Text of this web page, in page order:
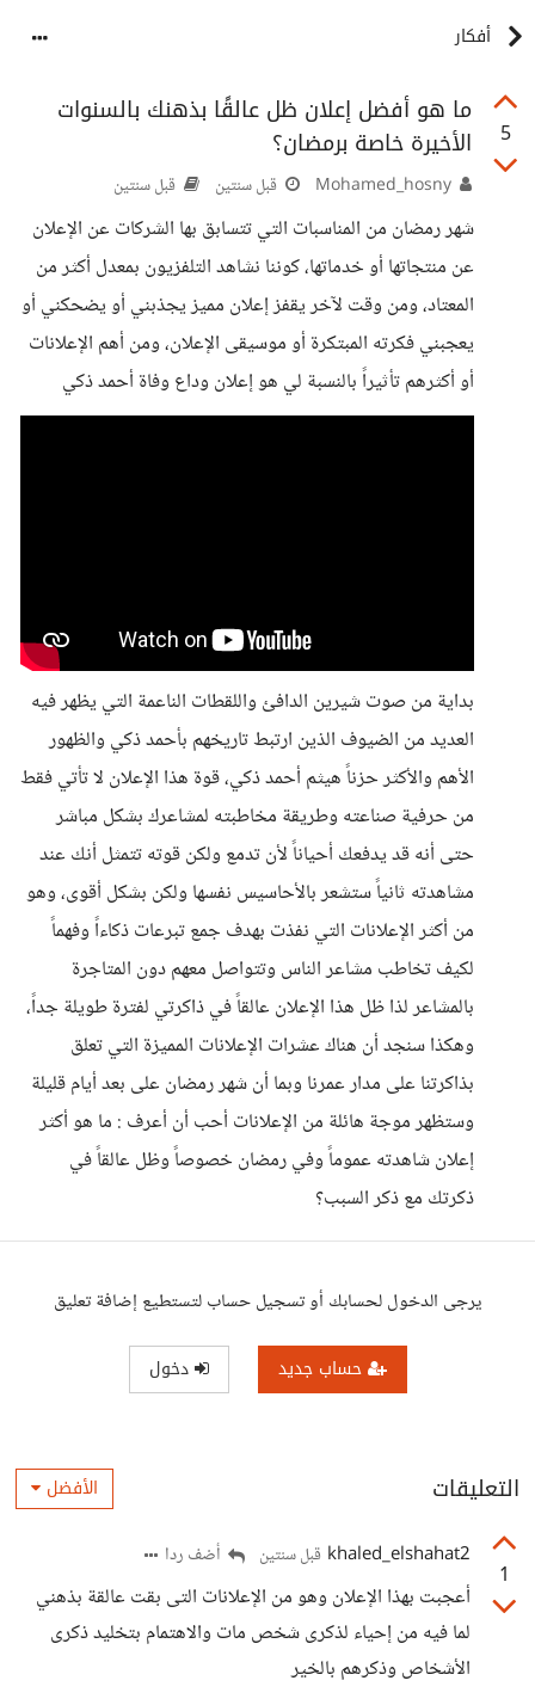
أفكار
5
ما هو أفضل إعلان ظل عالقًا بذهنك بالسنوات
الأخيرة خاصة برمضان؟
قبل سنتين قبل سنتين
شهر رمضان من المناسبات التي تتسابق بها الشركات عن الإعلان
عن منتجاتها أو خدماتها، كوننا نشاهد التلفزيون بمعدل أكثر من
المعتاد، ومن وقت لآخر يقفز إعلان مميز يجذبني أو يضحكني أو
يعجبني فكرته المبتكرة أو موسيقى الإعلان، ومن أهم الإعلانات
أو أكثرهم تأثيراً بالنسبة لي هو إعلان وداع وفاة أحمد ذكي
بداية من صوت شيرين الدافئ واللقطات الناعمة التي يظهر فيه
العديد من الضيوف الذين ارتبط تاريخهم بأحمد ذكي والظهور
الأهم والأكثر حزناً هيثم أحمد ذكي، قوة هذا الإعلان لا تأتي فقط
من حرفية صناعته وطريقة مخاطبته لمشاعرك بشكل مباشر
حتى أنه قد يدفعك أحياناً لأن تدمع ولكن قوته تتمثل أنك عند
مشاهدته ثانياً ستشعر بالأحاسيس نفسها ولكن بشكل أقوى، وهو
من أكثر الإعلانات التي نفذت بهدف جمع تبرعات ذكاءاً وفهماً
لكيف تخاطب مشاعر الناس وتتواصل معهم دون المتاجرة
بالمشاعر لذا ظل هذا الإعلان عالقاً في ذاكرتي لفترة طويلة جداً،
وهكذا سنجد أن هناك عشرات الإعلانات المميزة التي تعلق
بذاكرتنا على مدار عمرنا وبما أن شهر رمضان على بعد أيام قليلة
وستظهر موجة هائلة من الإعلانات أحب أن أعرف : ما هو أكثر
إعلان شاهدته عموماً وفي رمضان خصوصاً وظل عالقاً في
ذكرتك مع ذكر السبب؟
يرجى الدخول لحسابك أو تسجيل حساب لتستطيع إضافة تعليق
حساب جديد دخول
التعليقات الأفضل
1
khaled_elshahat2 قبل سنتين أضف ردا
أعجبت بهذا الإعلان وهو من الإعلانات التى بقت عالقة بذهني
لما فيه من إحياء لذكرى شخص مات والاهتمام بتخليد ذكرى
الأشخاص وذكرهم بالخير